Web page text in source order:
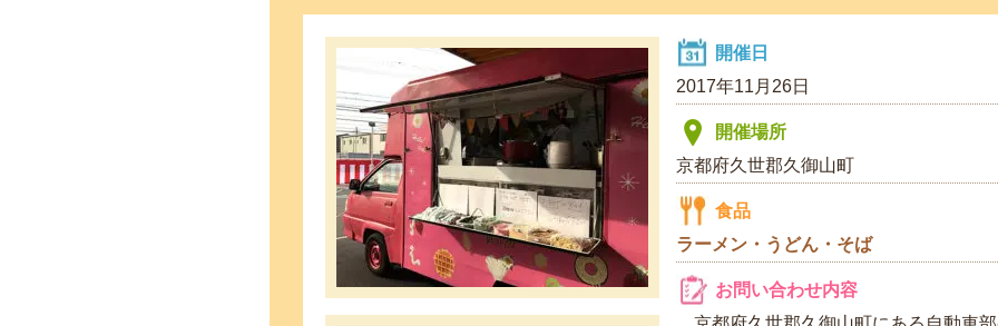
開催日
2017年11月26日
開催場所
京都府久世郡久御山町
食品
ラーメン・うどん・そば
お問い合わせ内容